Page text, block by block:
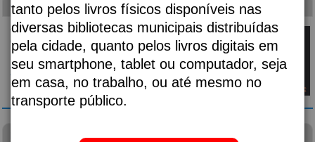
tanto pelos livros físicos disponíveis nas
diversas bibliotecas municipais distribuídas
pela cidade, quanto pelos livros digitais em
seu smartphone, tablet ou computador, seja
em casa, no trabalho, ou até mesmo no
transporte público.
visão das plantas
AutoriaAlmeida, Djaimilia Pereira de, 1982-;
Classificaçãop869.35
Material:
Topo ⇧ |Detalhes
Diário de um banana